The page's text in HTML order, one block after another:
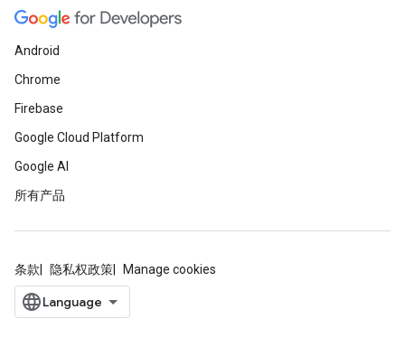
Android
Chrome
Firebase
Google Cloud Platform
Google AI
所有产品
条款 隐私权政策 Manage cookies